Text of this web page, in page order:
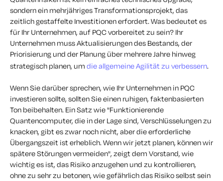
sondern ein mehrjähriges Transformationsprojekt, das
zeitlich gestaffelte Investitionen erfordert. Was bedeutet es
für Ihr Unternehmen, auf PQC vorbereitet zu sein? Ihr
Unternehmen muss Aktualisierungen des Bestands, der
Priorisierung und der Planung über mehrere Jahre hinweg
strategisch planen, um die allgemeine Agilität zu verbessern.
Wenn Sie darüber sprechen, wie Ihr Unternehmen in PQC
investieren sollte, sollten Sie einen ruhigen, faktenbasierten
Ton beibehalten. Ein Satz wie "Funktionierende
Quantencomputer, die in der Lage sind, Verschlüsselungen zu
knacken, gibt es zwar noch nicht, aber die erforderliche
Übergangszeit ist erheblich. Wenn wir jetzt planen, können wir
spätere Störungen vermeiden", zeigt dem Vorstand, wie
wichtig es ist, das Risiko anzugehen und zu kontrollieren,
ohne zu sehr zu betonen, wie gefährlich das Risiko selbst sein